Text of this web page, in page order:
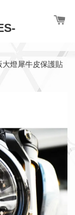
大燈犀牛皮保護貼